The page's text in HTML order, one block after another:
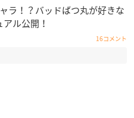
ラ！？バッドばつ丸が好きな
ル公開！
16コメント